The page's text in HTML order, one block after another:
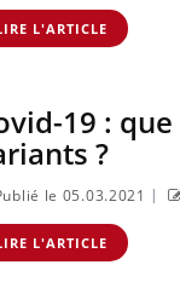
L'ARTICLE
19 :
?
le 05.03.2021 |
L'ARTICLE